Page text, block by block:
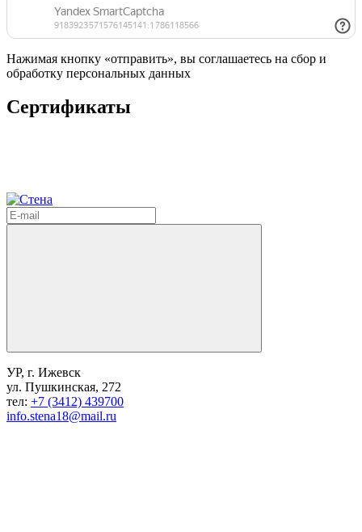
Нажимая кнопку «отправить», вы соглашаетесь на сбор и
обработку персональных данных
Сертификаты
УР, г. Ижевск
ул. Пушкинская, 272
тел: +7 (3412) 439700
info.stena18@mail.ru